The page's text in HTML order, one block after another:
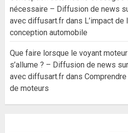
nécessaire – Diffusion de news
avec diffusart.fr dans L’impact de
conception automobile
Que faire lorsque le voyant
s’allume ? – Diffusion de news
avec diffusart.fr dans
de moteurs